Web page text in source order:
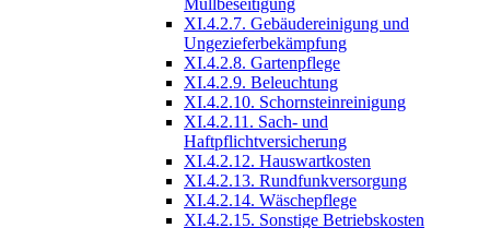
XI.4.2.7. Gebäudereinigung und
Ungezieferbekämpfung
XI.4.2.8. Gartenpflege
XI.4.2.9. Beleuchtung
XI.4.2.10. Schornsteinreinigung
XI.4.2.11. Sach- und
Haftpflichtversicherung
XI.4.2.12. Hauswartkosten
XI.4.2.13. Rundfunkversorgung
XI.4.2.14. Wäschepflege
XI.4.2.15. Sonstige Betriebskosten